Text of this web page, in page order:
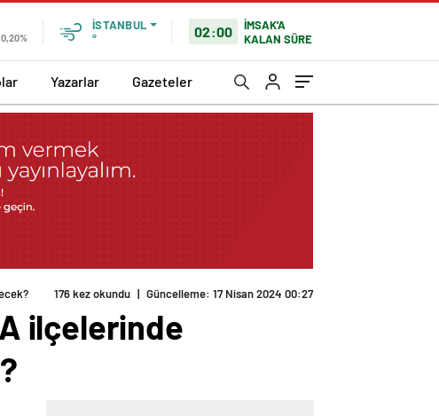
0,20%
İSTANBUL
°
02:00
İMSAK'A
KALAN SÜRE
Yazarlar Gazeteler
176 kez okundu | Güncelleme: 17 Nisan 2024 00:27
ilçelerinde